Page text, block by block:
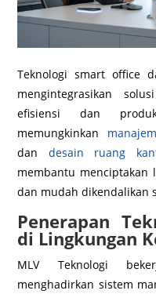
Teknologi smart office
mengintegrasikan
efisiensi dan
memungkinkan
dan desain ruang
membantu menciptakan
dan mudah dikendalikan
Penerapan
di Lingkungan
MLV Teknologi
menghadirkan sistem